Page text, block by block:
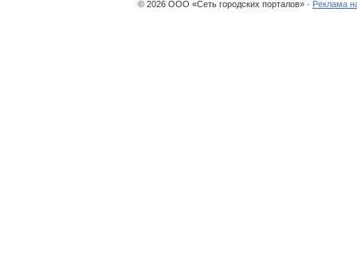
© 2026 ООО «Сеть городских порталов» · Реклама